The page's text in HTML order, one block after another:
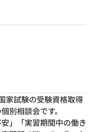
家試験の受験資格取得
別相談会です。
」「実習期間中の働き